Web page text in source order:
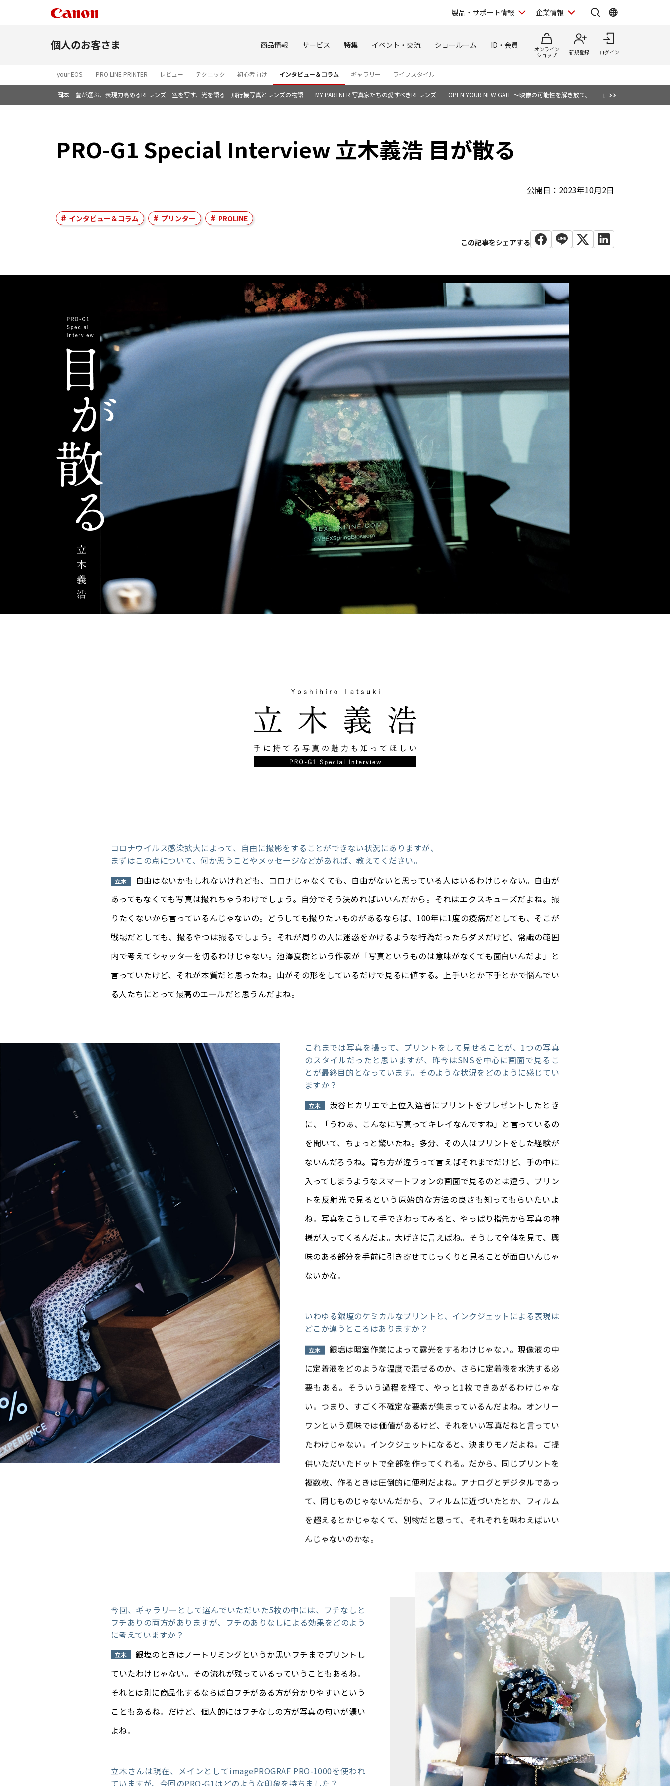
製品・サポート情報 企業情報
個人のお客さま 商品情報 サービス 特集 イベント・交流 ショールーム ID・会員
オンライン
ショップ
新規登録 ログイン
your EOS. PRO LINE PRINTER レビュー テクニック 初心者向け インタビュー＆コラム ギャラリー ライフスタイル
岡本 豊が選ぶ、表現力高めるRFレンズ｜空を写す、光を語る―飛行機写真とレンズの物語 MY PARTNER 写真家たちの愛すべきRFレンズ OPEN YOUR NEW GATE ～映像の可能性を解き放て。 山崎 友也が選ぶ、表現
PRO-G1 Special Interview 立木義浩 目が散る
公開日：2023年10月2日
インタビュー＆コラム プリンター PROLINE
コロナウイルス感染拡大によって、自由に撮影をすることができない状況にありますが、
まずはこの点について、何か思うことやメッセージなどがあれば、教えてください。
立木
自由はないかもしれないけれども、コロナじゃなくても、自由がないと思っている人はいるわけじゃない。自由が
あってもなくても写真は撮れちゃうわけでしょう。自分でそう決めればいいんだから。それはエクスキューズだよね。撮
りたくないから言っているんじゃないの。どうしても撮りたいものがあるならば、100年に1度の疫病だとしても、そこが
戦場だとしても、撮るやつは撮るでしょう。それが周りの人に迷惑をかけるような行為だったらダメだけど、常識の範囲
内で考えてシャッターを切るわけじゃない。池澤夏樹という作家が「写真というものは意味がなくても面白いんだよ」と
言っていたけど、それが本質だと思ったね。山がその形をしているだけで見るに値する。上手いとか下手とかで悩んでい
る人たちにとって最高のエールだと思うんだよね。
これまでは写真を撮って、プリントをして見せることが、1つの写真
のスタイルだったと思いますが、昨今はSNSを中心に画面で見るこ
とが最終目的となっています。そのような状況をどのように感じてい
ますか？
立木
渋谷ヒカリエで上位入選者にプリントをプレゼントしたとき
に、「うわぁ、こんなに写真ってキレイなんですね」と言っているの
を聞いて、ちょっと驚いたね。多分、その人はプリントをした経験が
ないんだろうね。育ち方が違うって言えばそれまでだけど、手の中に
入ってしまうようなスマートフォンの画面で見るのとは違う、プリン
トを反射光で見るという原始的な方法の良さも知ってもらいたいよ
ね。写真をこうして手でさわってみると、やっぱり指先から写真の神
様が入ってくるんだよ。大げさに言えばね。そうして全体を見て、興
味のある部分を手前に引き寄せてじっくりと見ることが面白いんじゃ
ないかな。
いわゆる銀塩のケミカルなプリントと、インクジェットによる表現は
どこか違うところはありますか？
立木
銀塩は暗室作業によって露光をするわけじゃない。現像液の中
に定着液をどのような温度で混ぜるのか、さらに定着液を水洗する必
要もある。そういう過程を経て、やっと1枚できあがるわけじゃな
い。つまり、すごく不確定な要素が集まっているんだよね。オンリー
ワンという意味では価値があるけど、それをいい写真だねと言ってい
たわけじゃない。インクジェットになると、決まりモノだよね。ご提
供いただいたドットで全部を作ってくれる。だから、同じプリントを
複数枚、作るときは圧倒的に便利だよね。アナログとデジタルであっ
て、同じものじゃないんだから、フィルムに近づいたとか、フィルム
を超えるとかじゃなくて、別物だと思って、それぞれを味わえばいい
んじゃないのかな。
今回、ギャラリーとして選んでいただいた5枚の中には、フチなしと
フチありの両方がありますが、フチのありなしによる効果をどのよう
に考えていますか？
立木
銀塩のときはノートリミングというか黒いフチまでプリントし
ていたわけじゃない。その流れが残っているっていうこともあるね。
それとは別に商品化するならば白フチがある方が分かりやすいという
こともあるね。だけど、個人的にはフチなしの方が写真の匂いが濃い
よね。
立木さんは現在、メインとしてimagePROGRAF PRO-1000を使われ
ていますが、今回のPRO-G1はどのような印象を持ちました？